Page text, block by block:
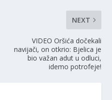
NEXT
VIDEO Oršića dočekali
navijači, on otkrio: Bjelica je
bio važan adut u odluci,
idemo potrofeje!